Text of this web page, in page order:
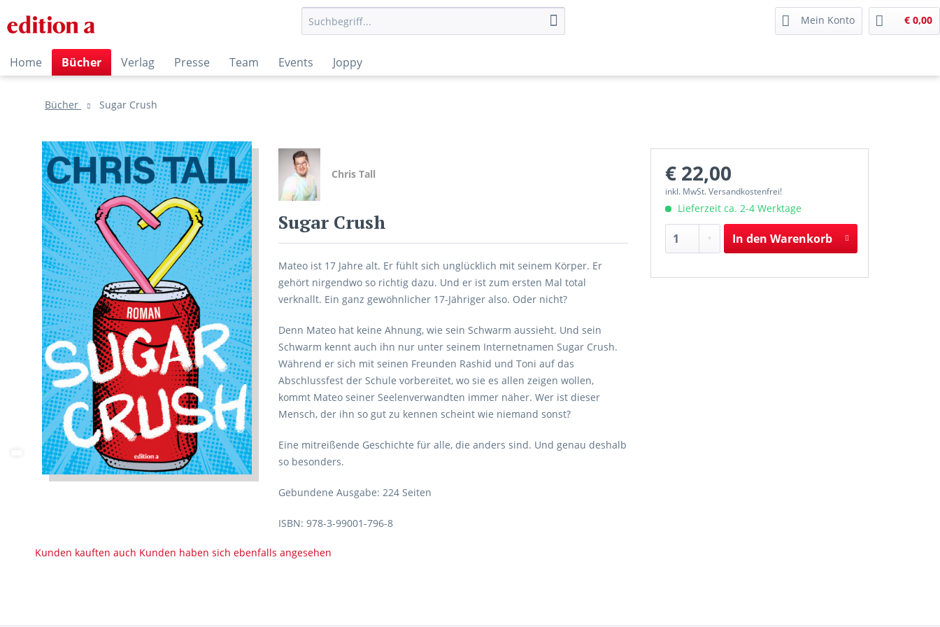
Mein Konto € 0,00
Home Bücher Verlag Presse Team Events Joppy
Bücher Sugar Crush
Chris Tall
Sugar Crush
Mateo ist 17 Jahre alt. Er fühlt sich unglücklich mit seinem Körper. Er
gehört nirgendwo so richtig dazu. Und er ist zum ersten Mal total
verknallt. Ein ganz gewöhnlicher 17-Jähriger also. Oder nicht?
Denn Mateo hat keine Ahnung, wie sein Schwarm aussieht. Und sein
Schwarm kennt auch ihn nur unter seinem Internetnamen Sugar Crush.
Während er sich mit seinen Freunden Rashid und Toni auf das
Abschlussfest der Schule vorbereitet, wo sie es allen zeigen wollen,
kommt Mateo seiner Seelenverwandten immer näher. Wer ist dieser
Mensch, der ihn so gut zu kennen scheint wie niemand sonst?
Eine mitreißende Geschichte für alle, die anders sind. Und genau deshalb
so besonders.
Gebundene Ausgabe: 224 Seiten
ISBN: 978-3-99001-796-8
€ 22,00
inkl. MwSt. Versandkostenfrei!
Lieferzeit ca. 2-4 Werktage
In den Warenkorb
Kunden kauften auch Kunden haben sich ebenfalls angesehen